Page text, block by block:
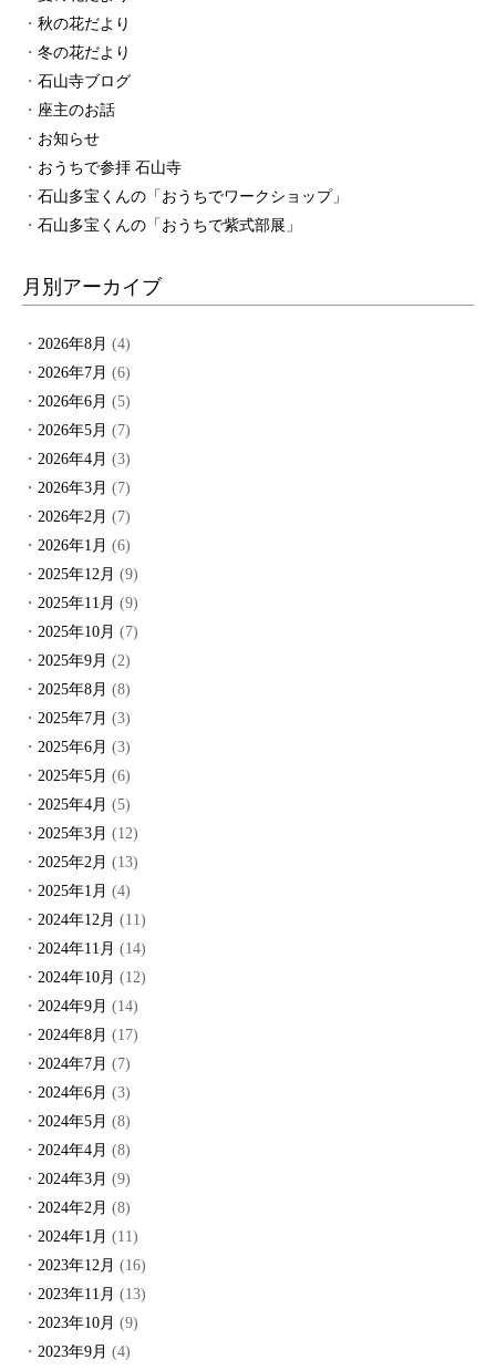
秋の花だより
冬の花だより
石山寺ブログ
座主のお話
お知らせ
おうちで参拝 石山寺
石山多宝くんの「おうちでワークショップ」
石山多宝くんの「おうちで紫式部展」
月別アーカイブ
2026年8月 (4)
2026年7月 (6)
2026年6月 (5)
2026年5月 (7)
2026年4月 (3)
2026年3月 (7)
2026年2月 (7)
2026年1月 (6)
2025年12月 (9)
2025年11月 (9)
2025年10月 (7)
2025年9月 (2)
2025年8月 (8)
2025年7月 (3)
2025年6月 (3)
2025年5月 (6)
2025年4月 (5)
2025年3月 (12)
2025年2月 (13)
2025年1月 (4)
2024年12月 (11)
2024年11月 (14)
2024年10月 (12)
2024年9月 (14)
2024年8月 (17)
2024年7月 (7)
2024年6月 (3)
2024年5月 (8)
2024年4月 (8)
2024年3月 (9)
2024年2月 (8)
2024年1月 (11)
2023年12月 (16)
2023年11月 (13)
2023年10月 (9)
2023年9月 (4)